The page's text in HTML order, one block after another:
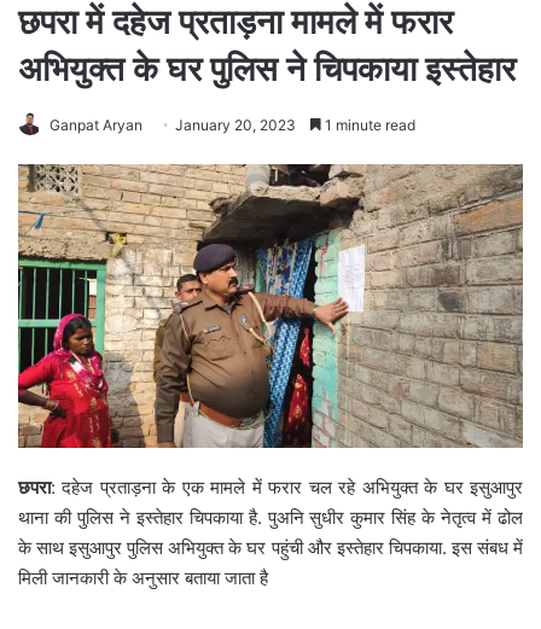
छपरा में दहेज प्रताड़ना मामले में फरार
अभियुक्त के घर पुलिस ने चिपकाया इस्तेहार
Ganpat Aryan January 20, 2023 1 minute read
छपरा: दहेज प्रताड़ना के एक मामले में फरार चल रहे अभियुक्त के घर इसुआपुर
थाना की पुलिस ने इस्तेहार चिपकाया है. पुअनि सुधीर कुमार सिंह के नेतृत्व में ढोल
के साथ इसुआपुर पुलिस अभियुक्त के घर पहुंची और इस्तेहार चिपकाया. इस संबध में
मिली जानकारी के अनुसार बताया जाता है